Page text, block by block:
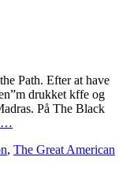
Path. Efter at have
drukket kffe og
På The Black
, The Great American